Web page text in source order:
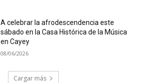
A celebrar la afrodescendencia este
sábado en la Casa Histórica de la Música
en Cayey
08/06/2026
Cargar más